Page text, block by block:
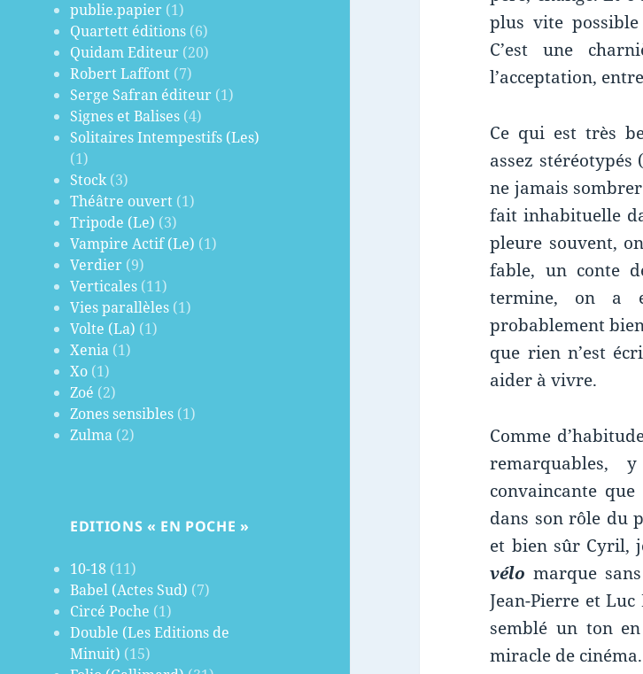
publie.papier (1)
Quartett éditions (6)
Quidam Editeur (20)
Robert Laffont (7)
Serge Safran éditeur (1)
Signes et Balises (4)
Solitaires Intempestifs (Les)
(1)
Stock(3)
Théâtre ouvert (1)
Tripode (Le) (3)
Vampire Actif (Le) (1)
Verdier (9)
Verticales (11)
Vies parallèles (1)
Volte (La) (1)
Xenia (1)
Xo (1)
Zoé (2)
Zones sensibles (1)
Zulma (2)
EDITIONS « EN POCHE »
10-18 (11)
Babel (Actes Sud) (7)
Circé Poche (1)
Double (Les Editions de
Minuit) (15)
plus vite
C’est une
l’acceptation,
Ce qui est très
assez
ne jamais
fait inhabituelle
pleure souvent,
fable, un conte
termine, on a
probablement
que rien n’est
aider à vivre.
Comme
remarquables,
convaincante
dans son rôle du
et bien sûr Cyril,
vélo marque
Jean-Pierre et
semblé un ton
miracle de cinéma.